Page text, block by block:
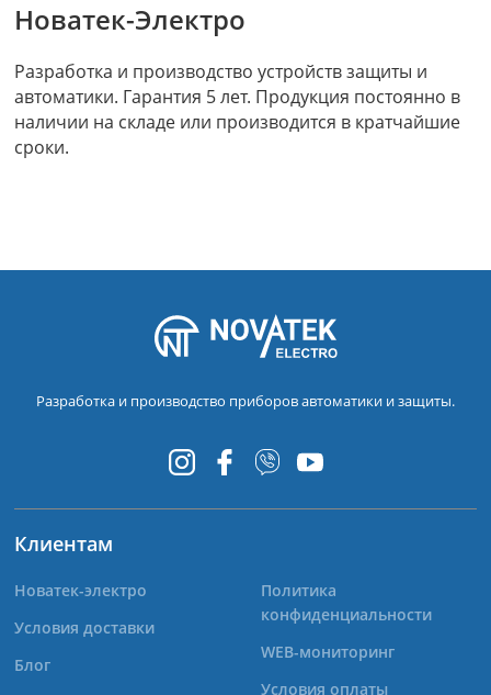
Новатек-Электро
Разработка и производство устройств защиты и
автоматики. Гарантия 5 лет. Продукция постоянно в
наличии на складе или производится в кратчайшие
сроки.
Разработка и производство приборов автоматики и защиты.
Клиентам
Новатек-электро
Условия доставки
Блог
Политика
конфиденциальности
WEB-мониторинг
Условия оплаты